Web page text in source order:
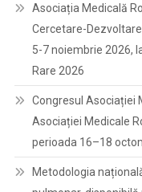
Asociația Medicală
Cercetare-
5-7 noiembrie 2026,
Rare 2026
Congresul Asociației
Asociației Medicale
perioada 16–18
Metodologia